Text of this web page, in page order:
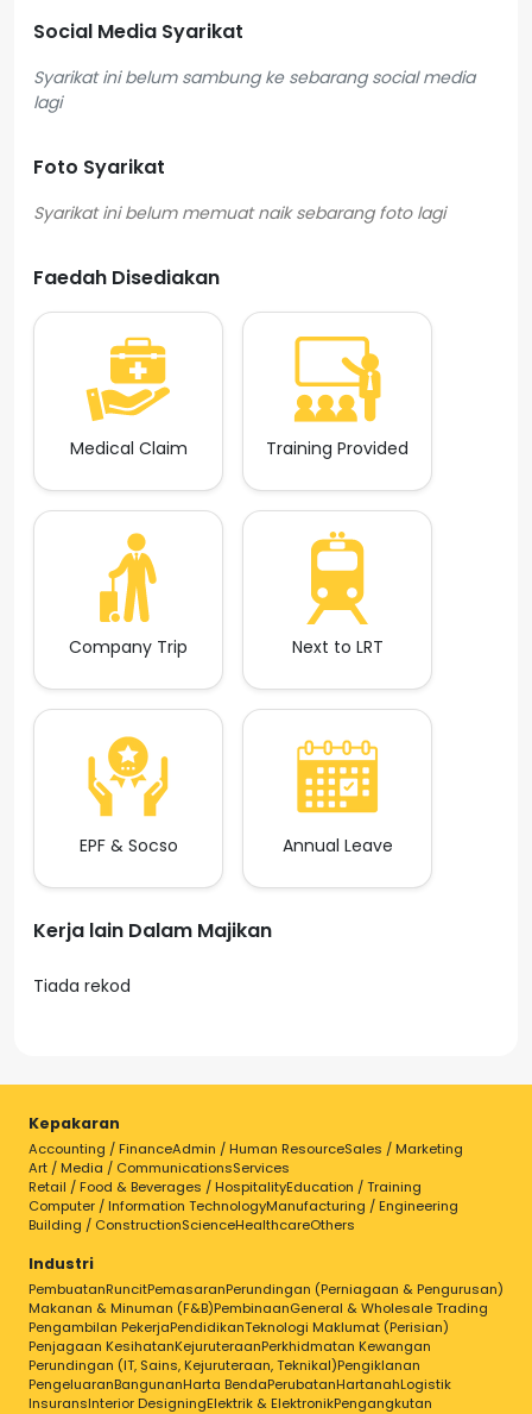
Social Media Syarikat
Syarikat ini belum sambung ke sebarang social media
lagi
Foto Syarikat
Faedah Disediakan
Medical Claim Training Provided
Company Trip Next to LRT
EPF & Socso Annual Leave
Kerja lain Dalam Majikan
Tiada rekod
Kepakaran
Accounting / FinanceAdmin / Human ResourceSales / Marketing
Art / Media / CommunicationsServices
Retail / Food & Beverages / HospitalityEducation / Training
Computer / Information TechnologyManufacturing / Engineering
Building / ConstructionScienceHealthcareOthers
Industri
PembuatanRuncitPemasaranPerundingan (Perniagaan & Pengurusan)
Makanan & Minuman (F&B)PembinaanGeneral & Wholesale Trading
Pengambilan PekerjaPendidikanTeknologi Maklumat (Perisian)
Penjagaan KesihatanKejuruteraanPerkhidmatan Kewangan
Perundingan (IT, Sains, Kejuruteraan, Teknikal)Pengiklanan
PengeluaranBangunanHarta BendaPerubatanHartanahLogistik
InsuransInterior DesigningElektrik & ElektronikPengangkutan